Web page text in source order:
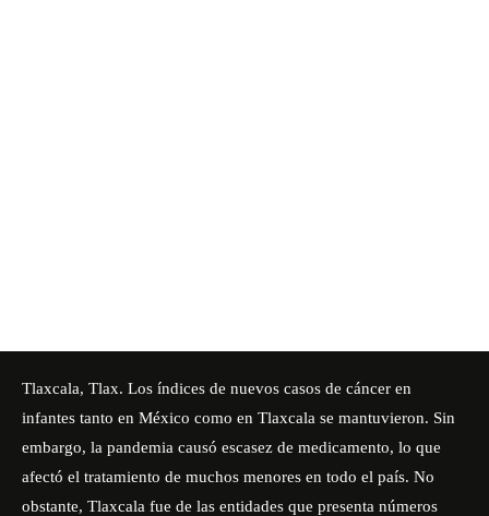
Tlaxcala, Tlax. Los índices de nuevos casos de cáncer en
infantes tanto en México como en Tlaxcala se mantuvieron. Sin
embargo, la pandemia causó escasez de medicamento, lo que
afectó el tratamiento de muchos menores en todo el país. No
obstante, Tlaxcala fue de las entidades que presenta números